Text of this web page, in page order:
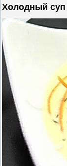
Холодный суп